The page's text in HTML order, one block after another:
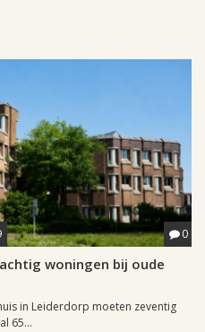
0
woningen bij oude
in Leiderdorp moeten zeventig
65...